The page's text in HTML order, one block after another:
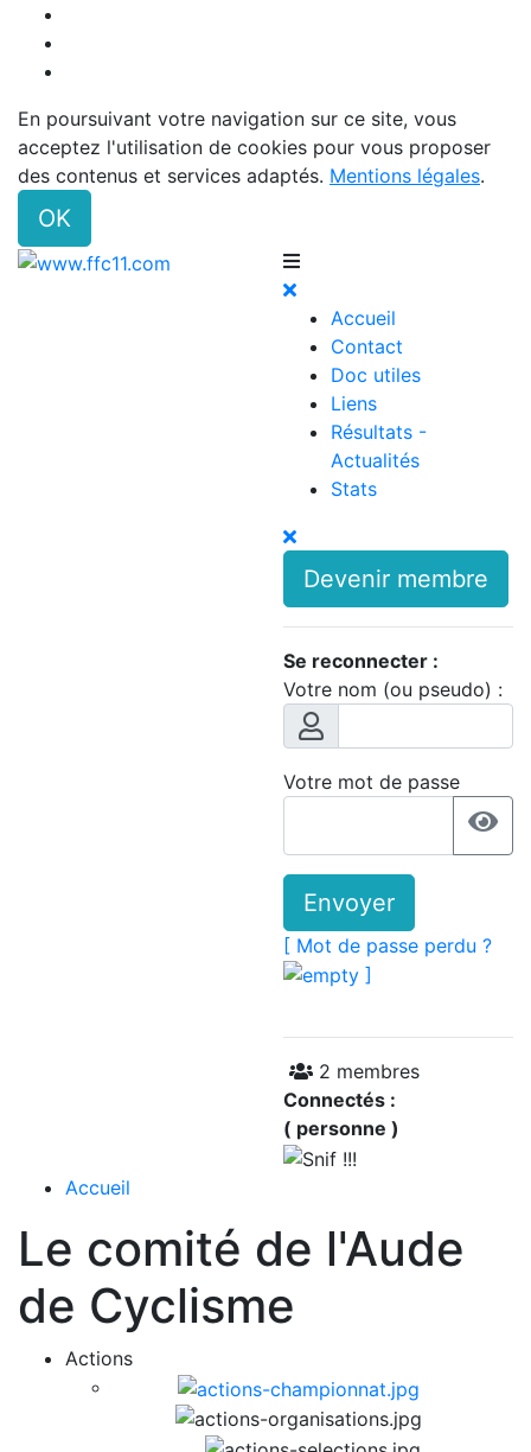
En poursuivant votre navigation sur ce site, vous
acceptez l'utilisation de cookies pour vous proposer
des contenus et services adaptés. Mentions légales.
OK
Accueil
Contact
Doc utiles
Liens
Résultats -
Actualités
Stats
Devenir membre
Se reconnecter :
Votre nom (ou pseudo) :
Votre mot de passe
Envoyer
[ Mot de passe perdu ?
]
2 membres
Connectés :
( personne )
Accueil
Le comité de l'Aude
de Cyclisme
Actions